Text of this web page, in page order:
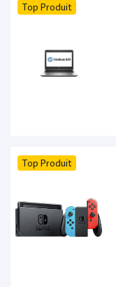
Top Produit
Top Produit